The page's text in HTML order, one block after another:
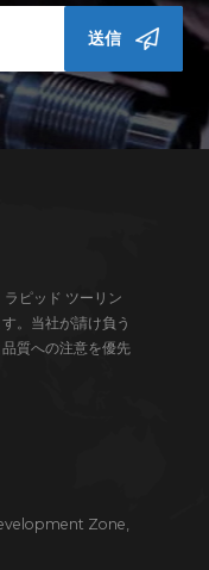
送信
ピッド ツーリン
。当社が請け負う
質への注意を優先
Zone,